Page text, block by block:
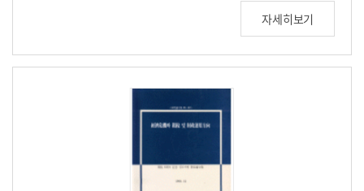
자세히보기